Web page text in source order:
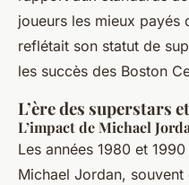
joueurs les mieux payés
reflétait son statut de
les succès des Boston
L’ère des superstars
L’impact de Michael
Les années 1980 et
Michael Jordan,